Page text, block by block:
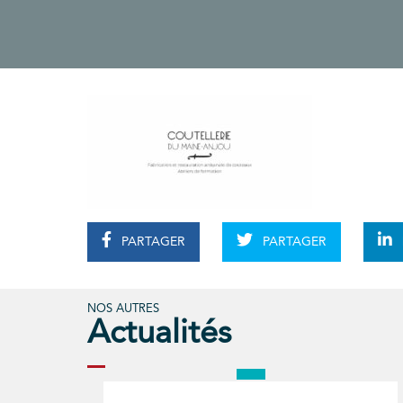
PARTAGER PARTAGER
NOS AUTRES
Actualités